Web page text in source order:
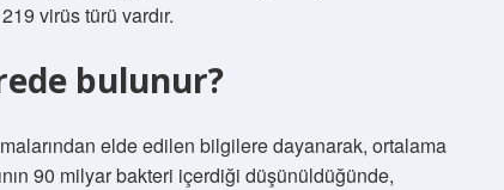
virüs türü vardır.
bulunur?
elde edilen bilgilere dayanarak, ortalama
90 milyar bakteri içerdiği düşünüldüğünde,